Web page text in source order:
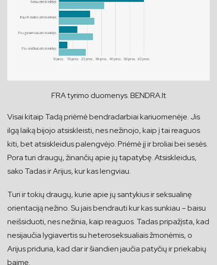
FRA tyrimo duomenys. BENDRA.lt
Visai kitaip Tadą priėmė bendradarbiai kariuomenėje. Jis
ilgą laiką bijojo atsiskleisti, nes nežinojo, kaip į tai reaguos
kiti, bet atsiskleidus palengvėjo. Priėmė jį ir broliai bei sesės.
Pora turi draugų, žinančių apie jų tapatybę. Atsiskleidus,
sako Tadas ir Arijus, kur kas lengviau.
Turi ir tokių draugų, kurie apie jų santykius ir seksualinę
orientaciją nežino. Su jais bendrauti kur kas sunkiau – baisu
neišsiduoti, nes nežinia, kaip reaguos. Tadas pripažįsta, kad
nesijaučia lygiavertis su heteroseksualiais žmonėmis, o
Arijus priduria, kad dar ir šiandien jaučia patyčių ir priekabių
baimę.